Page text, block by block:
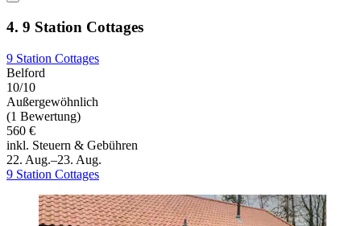
4. 9 Station Cottages
9 Station Cottages
Belford
10/10
Außergewöhnlich
(1 Bewertung)
560 €
inkl. Steuern & Gebühren
22. Aug.–23. Aug.
9 Station Cottages